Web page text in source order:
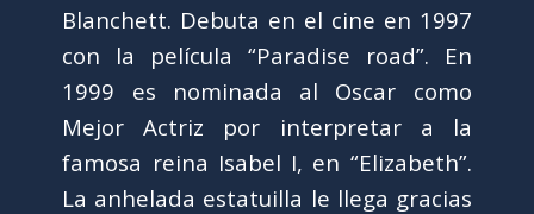
Blanchett. Debuta en el cine en 1997
con la película “Paradise road”. En
1999 es nominada al Oscar como
Mejor Actriz por interpretar a la
famosa reina Isabel I, en “Elizabeth”.
La anhelada estatuilla le llega gracias